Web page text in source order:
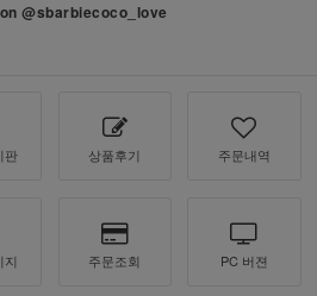
@sbarbiecoco_love
판 상품후기 주문내역
지 주문조회 PC 버젼